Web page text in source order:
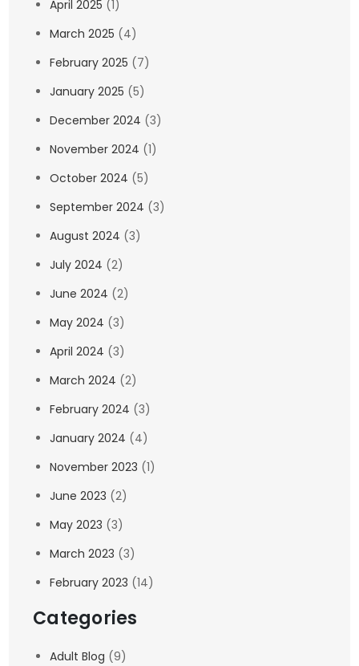
April 2025 (1)
March 2025 (4)
February 2025 (7)
January 2025 (5)
December 2024 (3)
November 2024 (1)
October 2024 (5)
September 2024 (3)
August 2024 (3)
July 2024 (2)
June 2024 (2)
May 2024 (3)
April 2024 (3)
March 2024 (2)
February 2024 (3)
January 2024 (4)
November 2023 (1)
June 2023 (2)
May 2023 (3)
March 2023 (3)
February 2023 (14)
Categories
Adult Blog (9)